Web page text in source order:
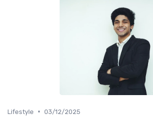
Lifestyle • 03/12/2025